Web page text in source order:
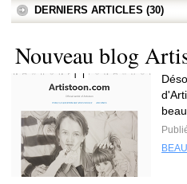
DERNIERS ARTICLES (30)
Nouveau blog